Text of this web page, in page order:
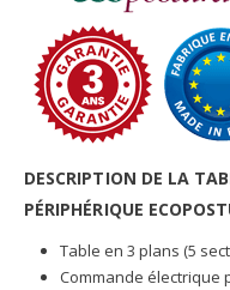
DESCRIPTION DE LA
PÉRIPHÉRIQUE
Table en 3 plans (5
Commande électrique